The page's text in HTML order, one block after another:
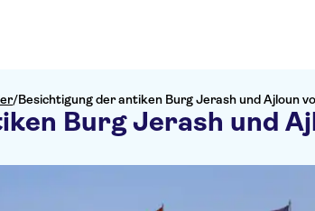
/Besichtigung der antiken Burg Jerash und Ajloun
Burg Jerash und